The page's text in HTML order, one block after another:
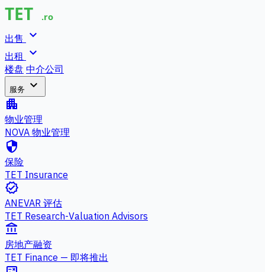
出售 expand_more
出租 expand_more
楼盘 中介公司
服务 expand_more
apartment
物业管理
NOVA 物业管理
security
保险
TET Insurance
verified
ANEVAR 评估
TET Research-Valuation Advisors
account_balance
房地产融资
TET Finance — 即将推出